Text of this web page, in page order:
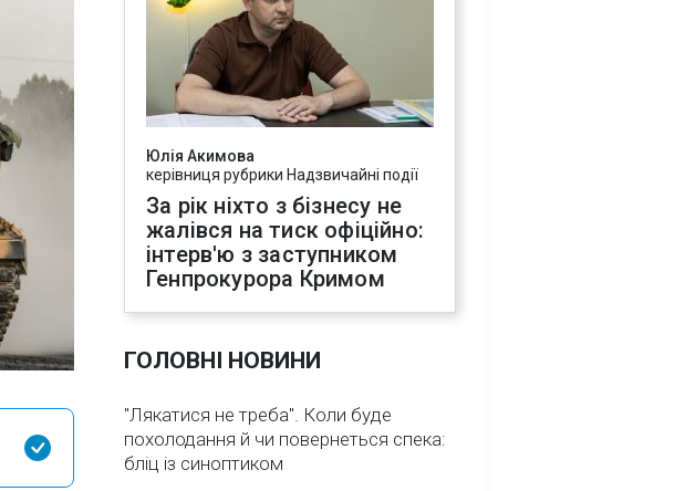
Юлія Акимова
керівниця рубрики Надзвичайні події
За рік ніхто з бізнесу не
жалівся на тиск офіційно:
інтерв'ю з заступником
Генпрокурора Кримом
ГОЛОВНІ НОВИНИ
"Лякатися не треба". Коли буде
похолодання й чи повернеться спека:
бліц із синоптиком